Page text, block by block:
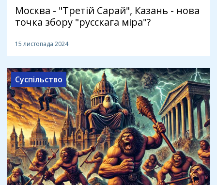
Москва - "Третій Сарай", Казань - нова
точка збору "русскага міра"?
15 листопада 2024
Суспільство